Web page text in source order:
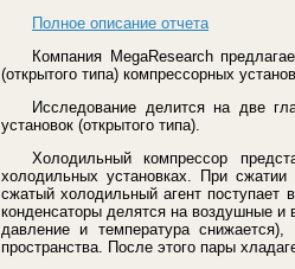
Полное описание отчета
Компания MegaRеsearch
(открытого типа) компрессорных
Исследование делится на две
установок (открытого типа).
Холодильный компрессор
холодильных установках. При
сжатый холодильный агент поступает
конденсаторы делятся на воздушные и
давление и температура
пространства. После этого пары